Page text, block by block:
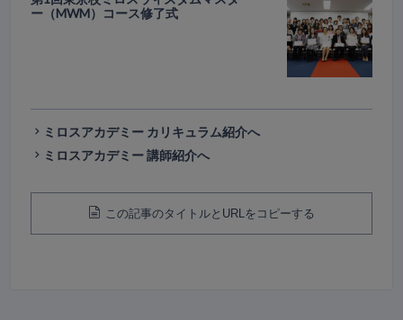
ー（MWM）コース修了式
ミロスアカデミー カリキュラム紹介へ
ミロスアカデミー 講師紹介へ
この記事のタイトルとURLをコピーする